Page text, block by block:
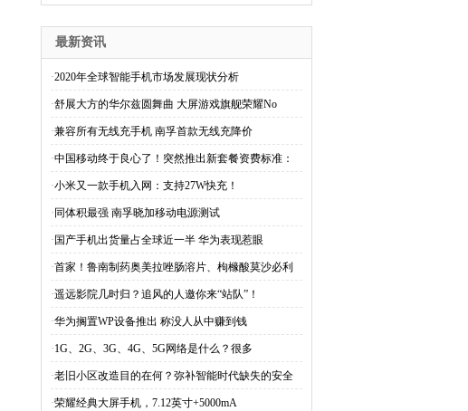
最新资讯
·2020年全球智能手机市场发展现状分析
·舒展大方的华尔兹圆舞曲 大屏游戏旗舰荣耀No
·兼容所有无线充手机 南孚首款无线充降价
·中国移动终于良心了！突然推出新套餐资费标准：
·小米又一款手机入网：支持27W快充！
· 同体积最强 南孚晓加移动电源测试
· 国产手机出货量占全球近一半 华为表现惹眼
·首家！鲁南制药奥美拉唑肠溶片、枸橼酸莫沙必利
·遥远影院几时归？追风的人邀你来“站队”！
·华为搁置WP设备推出 称没人从中赚到钱
·1G、2G、3G、4G、5G网络是什么？很多
·老旧小区改造目的在何？弥补智能时代缺失的安全
·荣耀经典大屏手机，7.12英寸+5000mA